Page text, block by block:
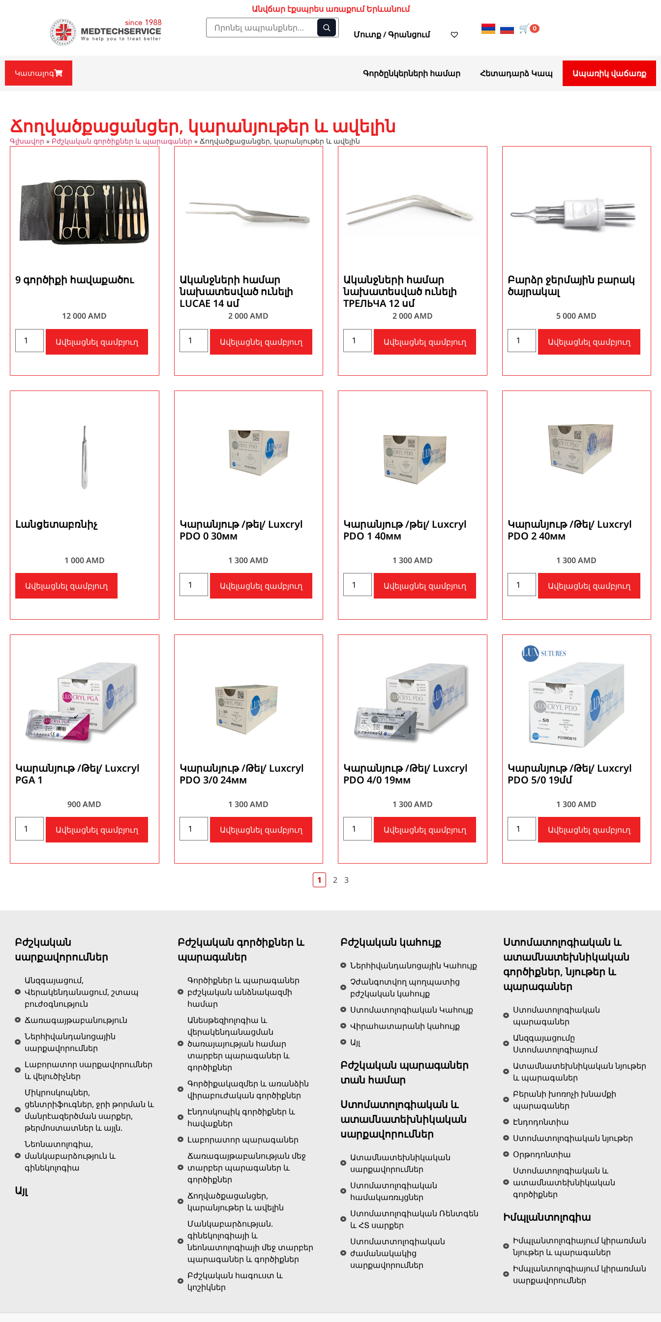
Անվճար էքսպրես առաքում Երևանում
Մուտք / Գրանցում
🛒 0
Կատալոգ Գործընկերների համար Հետադարձ Կապ Ապառիկ վաճառք
Ճողվածքացանցեր, կարանյութեր և ավելին
Գլխավոր » Բժշկական գործիքներ և պարագաներ » Ճողվածքացանցեր, կարանյութեր և ավելին
9 գործիքի հավաքածու
12 000AMD
Ավելացնել զամբյուղ
Ականջների համար
նախատեսված ունելի
LUCAE 14 սմ
2 000AMD
Ավելացնել զամբյուղ
Ականջների համար
նախատեսված ունելի
ТРЕЛЬЧА 12 սմ
2 000AMD
Ավելացնել զամբյուղ
Բարձր ջերմային բարակ
ծայրակալ
5 000AMD
Ավելացնել զամբյուղ
Լանցետաբռնիչ
1 000AMD
Ավելացնել զամբյուղ
Կարանյութ /թել/ Luxcryl
PDO 0 30мм
1 300AMD
Ավելացնել զամբյուղ
Կարանյութ /թել/ Luxcryl
PDO 1 40мм
1 300AMD
Ավելացնել զամբյուղ
Կարանյութ /Թել/ Luxcryl
PDO 2 40мм
1 300AMD
Ավելացնել զամբյուղ
Կարանյութ /Թել/ Luxcryl
PGA 1
900AMD
Ավելացնել զամբյուղ
Կարանյութ /Թել/ Luxcryl
PDO 3/0 24мм
1 300AMD
Ավելացնել զամբյուղ
Կարանյութ /Թել/ Luxcryl
PDO 4/0 19мм
1 300AMD
Ավելացնել զամբյուղ
Կարանյութ /Թել/ Luxcryl
PDO 5/0 19մմ
1 300AMD
Ավելացնել զամբյուղ
1 2 3
Բժշկական
սարքավորումներ
Անզգայացում,
Վերակենդանացում, շտապ
բուժօգնություն
Ճառագայթաբանություն
Ներհիվանդանոցային
սարքավորումներ
Լաբորատոր սարքավորումներ
և վելուծիչներ
Միկրոսկոպներ,
ցենտրիֆուգներ, ջրի թորման և
մանրէազերծման սարքեր,
թերմոստատներ և այլն.
Նեոնատոլոգիա,
մանկաբարձություն և
գինեկոլոգիա
Այլ
Բժշկական գործիքներ և
պարագաներ
Գործիքներ և պարագաներ
բժշկական անձնակազմի
համար
Անեսթեզիոլոգիա և
վերակենդանացման
ծառայայության համար
տարբեր պարագաներ և
գործիքներ
Գործիքակազմեր և առանձին
վիրաբուժական գործիքներ
Էնդոսկոպիկ գործիքներ և
հավաքներ
Լաբորատոր պարագաներ
Ճառագայթաբանության մեջ
տարբեր պարագաներ և
գործիքներ
Ճողվածքացանցեր,
կարանյութեր և ավելին
Մանկաբարձության.
գինեկոլոգիայի և
նեոնատոլոգիայի մեջ տարբեր
պարագաներ և գործիքներ
Բժշկական հագուստ և
կոշիկներ
Բժշկական կահույք
Ներհիվանդանոցային Կահույք
Չժանգոտվող պողպատից
բժշկական կահույք
Ստոմատոլոգիական Կահույք
Վիրահատարանի կահույք
Այլ
Բժշկական պարագաներ
տան համար
Ստոմատոլոգիական և
ատամնատեխնիկական
սարքավորումներ
Ատամնատեխնիկական
սարքավորումներ
Ստոմատոլոգիական
համակառռւյցներ
Ստոմատոլոգիական Ռենտգեն
և ՀՏ սարքեր
Ստոմատտոլոգիական
ժամանակակից
սարքավորումներ
Ստոմատոլոգիական և
ատամնատեխնիկական
գործիքներ, նյութեր և
պարագաներ
Ստոմատոլոգիական
պարագաներ
Անզգայացումը
Ստոմատոլոգիայում
Ատամնատեխնիկական նյութեր
և պարագաներ
Բերանի խոռոչի խնամքի
պարագաներ
Էնդոդոնտիա
Ստոմատոլոգիական նյութեր
Օրթոդոնտիա
Ստոմատոլոգիական և
ատամնատեխնիկական
գործիքներ
Իմպլանտոլոգիա
Իմպլանտոլոգիայում կիրառման
նյութեր և պարագաներ
Իմպլանտոլոգիայում կիրառման
սարքավորումներ